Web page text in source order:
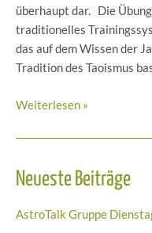
überhaupt dar. Die
traditionelles
das auf dem Wissen der
Tradition des Taoismus
Neu*
Chi/QiGong
Babis*
16.10.
Weiterlesen »
Neueste Beiträge
AstroTalk Gruppe